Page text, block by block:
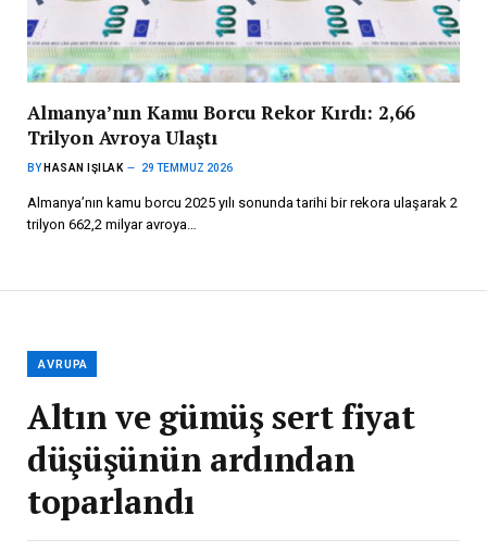
Almanya’nın Kamu Borcu Rekor Kırdı: 2,66
Trilyon Avroya Ulaştı
BY HASAN IŞILAK 29 TEMMUZ 2026
Almanya’nın kamu borcu 2025 yılı sonunda tarihi bir rekora ulaşarak 2
trilyon 662,2 milyar avroya…
AVRUPA
Altın ve gümüş sert fiyat
düşüşünün ardından
toparlandı